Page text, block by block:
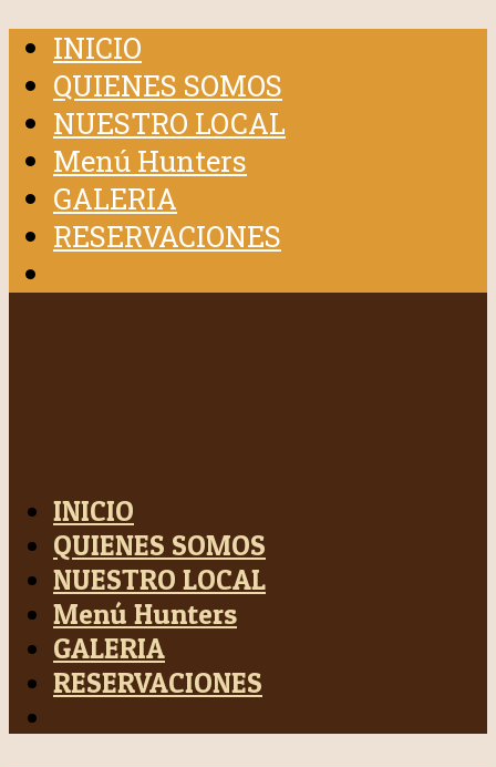
INICIO
QUIENES SOMOS
NUESTRO LOCAL
Menú Hunters
GALERIA
RESERVACIONES
INICIO
QUIENES SOMOS
NUESTRO LOCAL
Menú Hunters
GALERIA
RESERVACIONES